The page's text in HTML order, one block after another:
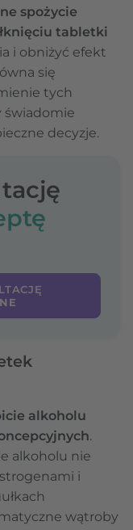
spożycie
tabletki
i obniżyć efekt
się
tych
świadomie
decyzje.
alkoholu
.
alkoholu nie
i
wątroby